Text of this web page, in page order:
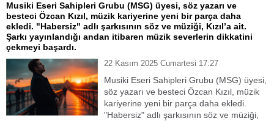
Musiki Eseri Sahipleri Grubu (MSG) üyesi, söz yazarı ve
besteci Özcan Kızıl, müzik kariyerine yeni bir parça daha
ekledi. "Habersiz" adlı şarkısının söz ve müziği, Kızıl’a ait.
Şarkı yayınlandığı andan itibaren müzik severlerin dikkatini
çekmeyi başardı.
22 Kasım 2025 Cumartesi 17:27
Musiki Eseri Sahipleri Grubu (MSG) üyesi,
söz yazarı ve besteci Özcan Kızıl, müzik
kariyerine yeni bir parça daha ekledi.
"Habersiz" adlı şarkısının söz ve müziği,